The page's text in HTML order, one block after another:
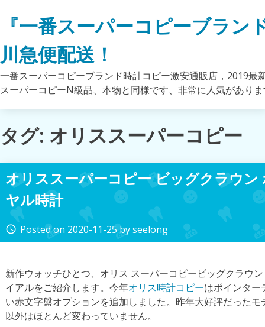
『一番スーパーコピーブラ
川急便配送！
一番スーパーコピーブランド時計コピー激安通販店，2019
スーパーコピーN級品、本物と同様です、非常に人気があり
タグ: オリススーパーコピー
オリススーパーコピー ビッグクラウン
ヤル時計
access_time Posted on 2020-11-25byseelong
新作ウォッチひとつ、オリス スーパーコピービッグクラウ
イアルをご紹介します。今年オリス時計コピーはポインター
い赤文字盤オプションを追加しました。昨年大好評だった
以外はほとんど変わっていません。